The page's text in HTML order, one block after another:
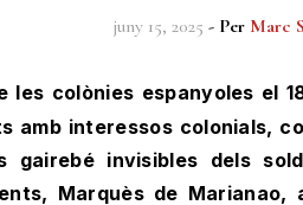
juny 15, 2025 - Per Marc
amb interessos colonials,
gairebé invisibles dels
Marquès de